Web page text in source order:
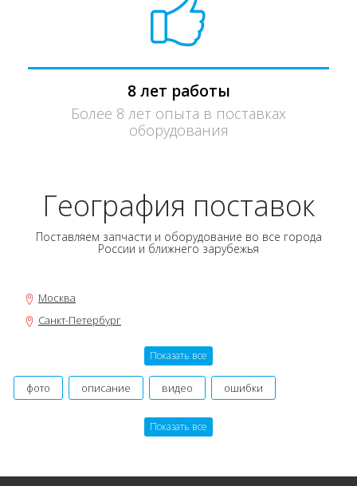
8 лет работы
Более 8 лет опыта в поставках
оборудования
География поставок
Поставляем запчасти и оборудование во все города
России и ближнего зарубежья
Москва
Санкт-Петербург
Екатеринбург
Уфа
Показать все
фото описание видео
ошибки
руководство
состав заказа
даташит номер
Показать все